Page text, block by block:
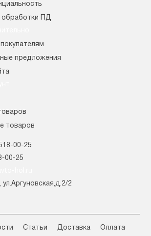
обработки ПД
предложения
товаров
00-25
00-25
ул.Аргуновская,д.2/2
Статьи Доставка Оплата